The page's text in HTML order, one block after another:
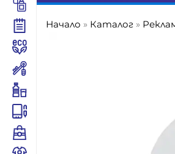
Начало » Каталог »